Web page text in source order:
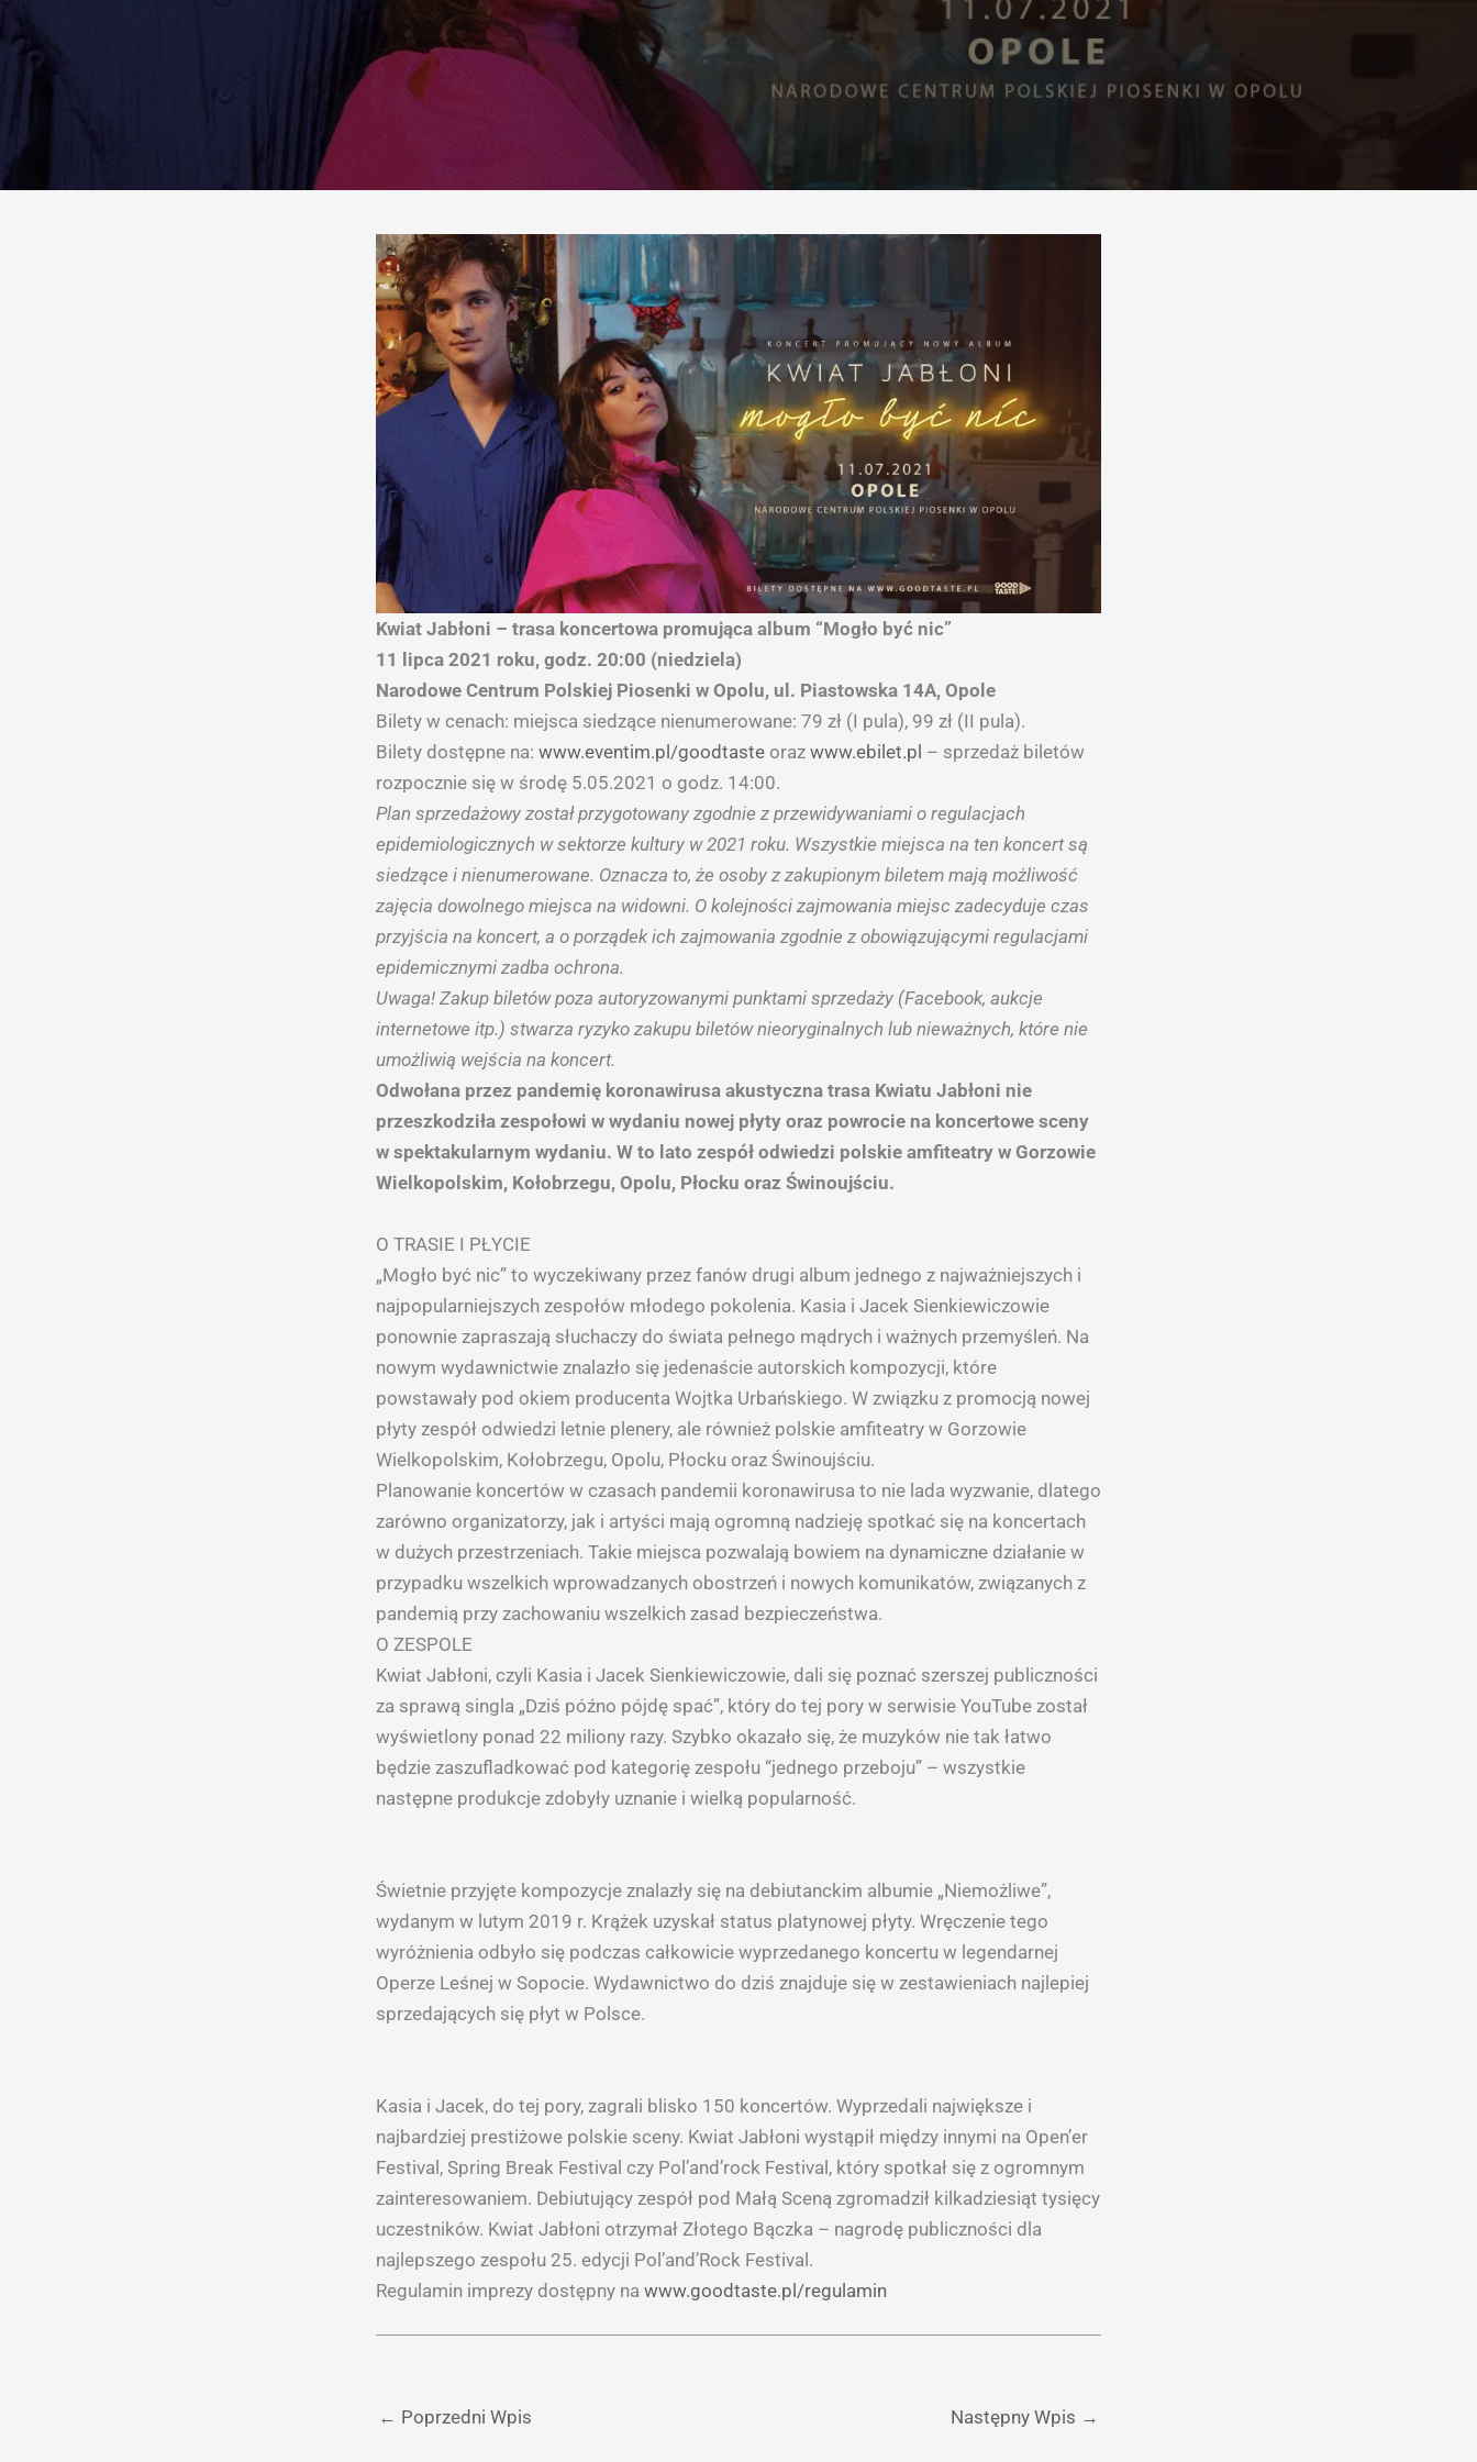
Kwiat Jabłoni – trasa koncertowa promująca album “Mogło być nic”
11 lipca 2021 roku, godz. 20:00 (niedziela)
Narodowe Centrum Polskiej Piosenki w Opolu, ul. Piastowska 14A, Opole
Bilety w cenach: miejsca siedzące nienumerowane: 79 zł (I pula), 99 zł (II pula).
Bilety dostępne na: www.eventim.pl/goodtaste oraz www.ebilet.pl – sprzedaż biletów
rozpocznie się w środę 5.05.2021 o godz. 14:00.
Plan sprzedażowy został przygotowany zgodnie z przewidywaniami o regulacjach
epidemiologicznych w sektorze kultury w 2021 roku. Wszystkie miejsca na ten koncert są
siedzące i nienumerowane. Oznacza to, że osoby z zakupionym biletem mają możliwość
zajęcia dowolnego miejsca na widowni. O kolejności zajmowania miejsc zadecyduje czas
przyjścia na koncert, a o porządek ich zajmowania zgodnie z obowiązującymi regulacjami
epidemicznymi zadba ochrona.
Uwaga! Zakup biletów poza autoryzowanymi punktami sprzedaży (Facebook, aukcje
internetowe itp.) stwarza ryzyko zakupu biletów nieoryginalnych lub nieważnych, które nie
umożliwią wejścia na koncert.
Odwołana przez pandemię koronawirusa akustyczna trasa Kwiatu Jabłoni nie
przeszkodziła zespołowi w wydaniu nowej płyty oraz powrocie na koncertowe sceny
w spektakularnym wydaniu. W to lato zespół odwiedzi polskie amfiteatry w Gorzowie
Wielkopolskim, Kołobrzegu, Opolu, Płocku oraz Świnoujściu.
O TRASIE I PŁYCIE
„Mogło być nic” to wyczekiwany przez fanów drugi album jednego z najważniejszych i
najpopularniejszych zespołów młodego pokolenia. Kasia i Jacek Sienkiewiczowie
ponownie zapraszają słuchaczy do świata pełnego mądrych i ważnych przemyśleń. Na
nowym wydawnictwie znalazło się jedenaście autorskich kompozycji, które
powstawały pod okiem producenta Wojtka Urbańskiego. W związku z promocją nowej
płyty zespół odwiedzi letnie plenery, ale również polskie amfiteatry w Gorzowie
Wielkopolskim, Kołobrzegu, Opolu, Płocku oraz Świnoujściu.
Planowanie koncertów w czasach pandemii koronawirusa to nie lada wyzwanie, dlatego
zarówno organizatorzy, jak i artyści mają ogromną nadzieję spotkać się na koncertach
w dużych przestrzeniach. Takie miejsca pozwalają bowiem na dynamiczne działanie w
przypadku wszelkich wprowadzanych obostrzeń i nowych komunikatów, związanych z
pandemią przy zachowaniu wszelkich zasad bezpieczeństwa.
O ZESPOLE
Kwiat Jabłoni, czyli Kasia i Jacek Sienkiewiczowie, dali się poznać szerszej publiczności
za sprawą singla „Dziś późno pójdę spać”, który do tej pory w serwisie YouTube został
wyświetlony ponad 22 miliony razy. Szybko okazało się, że muzyków nie tak łatwo
będzie zaszufladkować pod kategorię zespołu “jednego przeboju” – wszystkie
następne produkcje zdobyły uznanie i wielką popularność.
Świetnie przyjęte kompozycje znalazły się na debiutanckim albumie „Niemożliwe”,
wydanym w lutym 2019 r. Krążek uzyskał status platynowej płyty. Wręczenie tego
wyróżnienia odbyło się podczas całkowicie wyprzedanego koncertu w legendarnej
Operze Leśnej w Sopocie. Wydawnictwo do dziś znajduje się w zestawieniach najlepiej
sprzedających się płyt w Polsce.
Kasia i Jacek, do tej pory, zagrali blisko 150 koncertów. Wyprzedali największe i
najbardziej prestiżowe polskie sceny. Kwiat Jabłoni wystąpił między innymi na Open’er
Festival, Spring Break Festival czy Pol’and’rock Festival, który spotkał się z ogromnym
zainteresowaniem. Debiutujący zespół pod Małą Sceną zgromadził kilkadziesiąt tysięcy
uczestników. Kwiat Jabłoni otrzymał Złotego Bączka – nagrodę publiczności dla
najlepszego zespołu 25. edycji Pol’and’Rock Festival.
Regulamin imprezy dostępny na www.goodtaste.pl/regulamin
← Poprzedni Wpis Następny Wpis →